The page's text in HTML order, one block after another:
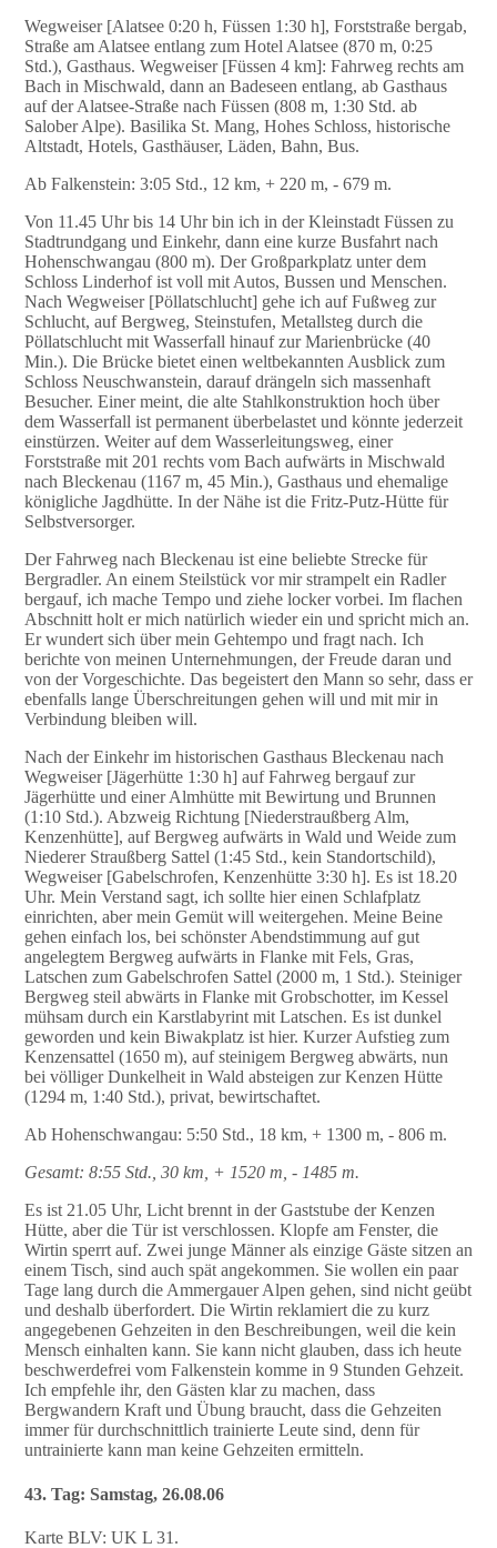
Wegweiser [Alatsee 0:20 h, Füssen 1:30 h], Forststraße bergab,
Straße am Alatsee entlang zum Hotel Alatsee (870 m, 0:25
Std.), Gasthaus. Wegweiser [Füssen 4 km]: Fahrweg rechts am
Bach in Mischwald, dann an Badeseen entlang, ab Gasthaus
auf der Alatsee-Straße nach Füssen (808 m, 1:30 Std. ab
Salober Alpe). Basilika St. Mang, Hohes Schloss, historische
Altstadt, Hotels, Gasthäuser, Läden, Bahn, Bus.
Ab Falkenstein: 3:05 Std., 12 km, + 220 m, - 679 m.
Von 11.45 Uhr bis 14 Uhr bin ich in der Kleinstadt Füssen zu
Stadtrundgang und Einkehr, dann eine kurze Busfahrt nach
Hohenschwangau (800 m). Der Großparkplatz unter dem
Schloss Linderhof ist voll mit Autos, Bussen und Menschen.
Nach Wegweiser [Pöllatschlucht] gehe ich auf Fußweg zur
Schlucht, auf Bergweg, Steinstufen, Metallsteg durch die
Pöllatschlucht mit Wasserfall hinauf zur Marienbrücke (40
Min.). Die Brücke bietet einen weltbekannten Ausblick zum
Schloss Neuschwanstein, darauf drängeln sich massenhaft
Besucher. Einer meint, die alte Stahlkonstruktion hoch über
dem Wasserfall ist permanent überbelastet und könnte jederzeit
einstürzen. Weiter auf dem Wasserleitungsweg, einer
Forststraße mit 201 rechts vom Bach aufwärts in Mischwald
nach Bleckenau (1167 m, 45 Min.), Gasthaus und ehemalige
königliche Jagdhütte. In der Nähe ist die Fritz-Putz-Hütte für
Selbstversorger.
Der Fahrweg nach Bleckenau ist eine beliebte Strecke für
Bergradler. An einem Steilstück vor mir strampelt ein Radler
bergauf, ich mache Tempo und ziehe locker vorbei. Im flachen
Abschnitt holt er mich natürlich wieder ein und spricht mich an.
Er wundert sich über mein Gehtempo und fragt nach. Ich
berichte von meinen Unternehmungen, der Freude daran und
von der Vorgeschichte. Das begeistert den Mann so sehr, dass er
ebenfalls lange Überschreitungen gehen will und mit mir in
Verbindung bleiben will.
Nach der Einkehr im historischen Gasthaus Bleckenau nach
Wegweiser [Jägerhütte 1:30 h] auf Fahrweg bergauf zur
Jägerhütte und einer Almhütte mit Bewirtung und Brunnen
(1:10 Std.). Abzweig Richtung [Niederstraußberg Alm,
Kenzenhütte], auf Bergweg aufwärts in Wald und Weide zum
Niederer Straußberg Sattel (1:45 Std., kein Standortschild),
Wegweiser [Gabelschrofen, Kenzenhütte 3:30 h]. Es ist 18.20
Uhr. Mein Verstand sagt, ich sollte hier einen Schlafplatz
einrichten, aber mein Gemüt will weitergehen. Meine Beine
gehen einfach los, bei schönster Abendstimmung auf gut
angelegtem Bergweg aufwärts in Flanke mit Fels, Gras,
Latschen zum Gabelschrofen Sattel (2000 m, 1 Std.). Steiniger
Bergweg steil abwärts in Flanke mit Grobschotter, im Kessel
mühsam durch ein Karstlabyrint mit Latschen. Es ist dunkel
geworden und kein Biwakplatz ist hier. Kurzer Aufstieg zum
Kenzensattel (1650 m), auf steinigem Bergweg abwärts, nun
bei völliger Dunkelheit in Wald absteigen zur Kenzen Hütte
(1294 m, 1:40 Std.), privat, bewirtschaftet.
Ab Hohenschwangau: 5:50 Std., 18 km, + 1300 m, - 806 m.
Gesamt: 8:55 Std., 30 km, + 1520 m, - 1485 m.
Es ist 21.05 Uhr, Licht brennt in der Gaststube der Kenzen
Hütte, aber die Tür ist verschlossen. Klopfe am Fenster, die
Wirtin sperrt auf. Zwei junge Männer als einzige Gäste sitzen an
einem Tisch, sind auch spät angekommen. Sie wollen ein paar
Tage lang durch die Ammergauer Alpen gehen, sind nicht geübt
und deshalb überfordert. Die Wirtin reklamiert die zu kurz
angegebenen Gehzeiten in den Beschreibungen, weil die kein
Mensch einhalten kann. Sie kann nicht glauben, dass ich heute
beschwerdefrei vom Falkenstein komme in 9 Stunden Gehzeit.
Ich empfehle ihr, den Gästen klar zu machen, dass
Bergwandern Kraft und Übung braucht, dass die Gehzeiten
immer für durchschnittlich trainierte Leute sind, denn für
untrainierte kann man keine Gehzeiten ermitteln.
43. Tag: Samstag, 26.08.06
Karte BLV: UK L 31.